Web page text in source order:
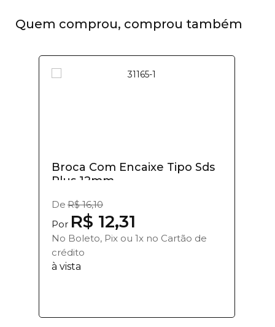
Quem comprou, comprou também
Broca Com Encaixe Tipo Sds
Plus 12mm...
De R$ 16,10
Por R$ 12,31
No Boleto, Pix ou 1x no Cartão de
crédito
à vista